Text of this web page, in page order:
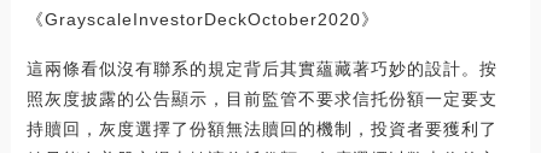
《GrayscaleInvestorDeckOctober2020》
這兩條看似沒有聯系的規定背后其實蘊藏著巧妙的設計。按
照灰度披露的公告顯示，目前監管不要求信托份額一定要支
持贖回，灰度選擇了份額無法贖回的機制，投資者要獲利了